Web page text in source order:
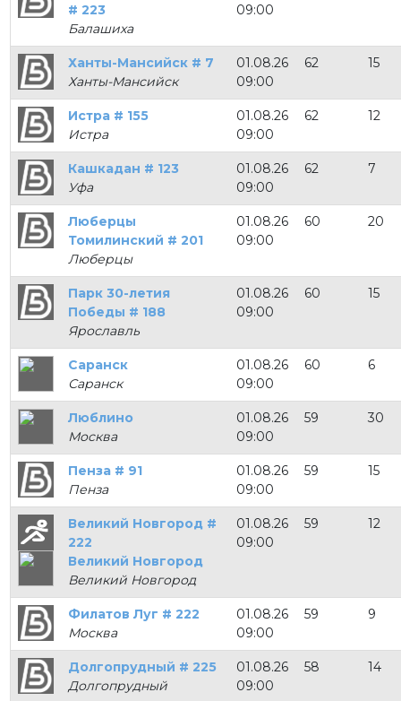
# 223
Балашиха
09:00
Ханты-Мансийск # 7
Ханты-Мансийск
01.08.26
09:00
62 15
Истра # 155
Истра
01.08.26
09:00
62 12
Кашкадан # 123
Уфа
01.08.26
09:00
62 7
Люберцы
Томилинский # 201
Люберцы
01.08.26
09:00
60 20
Парк 30-летия
Победы # 188
Ярославль
01.08.26
09:00
60 15
Саранск
Саранск
01.08.26
09:00
60 6
Люблино
Москва
01.08.26
09:00
59 30
Пенза # 91
Пенза
01.08.26
09:00
59 15
Великий Новгород #
222
Великий Новгород
Великий Новгород
01.08.26
09:00
59 12
Филатов Луг # 222
Москва
01.08.26
09:00
59 9
Долгопрудный # 225
Долгопрудный
01.08.26
09:00
58 14